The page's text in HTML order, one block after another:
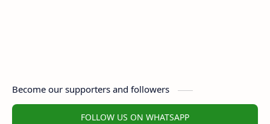
Become our supporters and followers
FOLLOW US ON WHATSAPP